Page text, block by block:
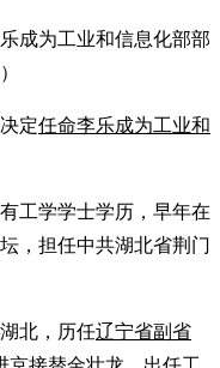
成为工业和信息化部部
定任命李乐成为工业和
工学学士学历，早年在
，担任中共湖北省荆门
北，历任辽宁省副省